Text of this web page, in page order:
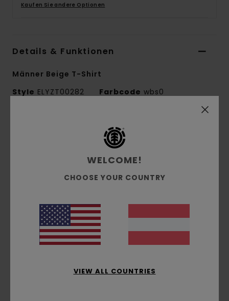
Kaufen Sie andere Optionen
Details & Funktionen
Männer Beige T-Shirt
Style ELYZT00282 Farbcode wbs0
Umweltfreundlicher Stoff:
Jersey-Stoff [160 g/m2]
Passform:Regular Fit
Logo-Flaggenlabel in der Seitennaht
Das Model in den Fotos ist 182cm / 72" groß
und trägt die Größe M
WELCOME!
CHOOSE YOUR COUNTRY
VIEW ALL COUNTRIES